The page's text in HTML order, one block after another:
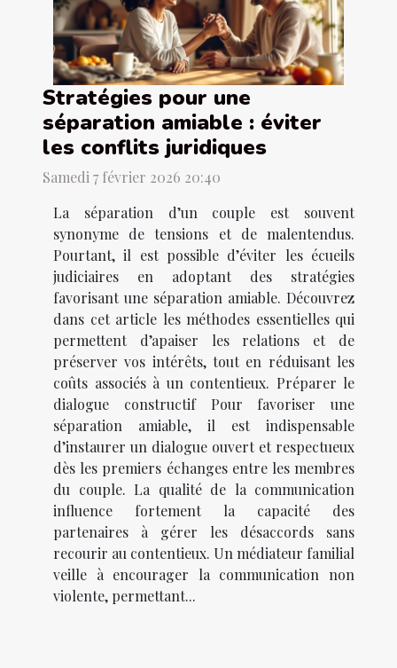
Stratégies pour une
séparation amiable : éviter
les conflits juridiques
Samedi 7 février 2026 20:40
La séparation d’un couple est souvent
synonyme de tensions et de malentendus.
Pourtant, il est possible d’éviter les écueils
judiciaires en adoptant des stratégies
favorisant une séparation amiable. Découvrez
dans cet article les méthodes essentielles qui
permettent d’apaiser les relations et de
préserver vos intérêts, tout en réduisant les
coûts associés à un contentieux. Préparer le
dialogue constructif Pour favoriser une
séparation amiable, il est indispensable
d’instaurer un dialogue ouvert et respectueux
dès les premiers échanges entre les membres
du couple. La qualité de la communication
influence fortement la capacité des
partenaires à gérer les désaccords sans
recourir au contentieux. Un médiateur familial
veille à encourager la communication non
violente, permettant...